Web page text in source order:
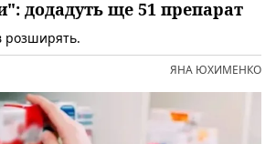
додадуть ще 51 препарат
розширять.
ЯНА ЮХИМЕНКО